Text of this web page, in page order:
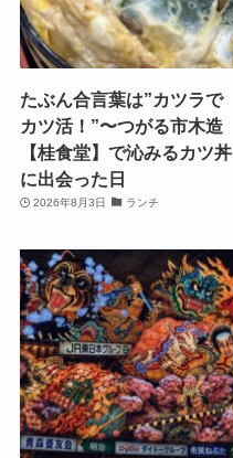
たぶん合言葉は”カツラで
カツ活！”〜つがる市木造
【桂食堂】で沁みるカツ丼
に出会った日
2026年8月3日 ランチ